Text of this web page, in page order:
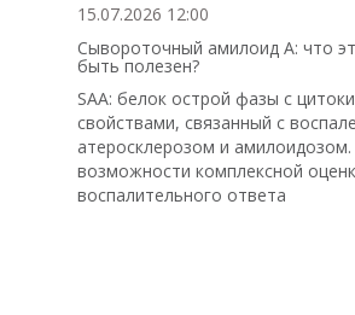
15.07.2026 12:00
Сывороточный амилоид А: что
быть полезен?
SAA: белок острой фазы с
свойствами, связанный с
атеросклерозом и
возможности комплексной
воспалительного ответа